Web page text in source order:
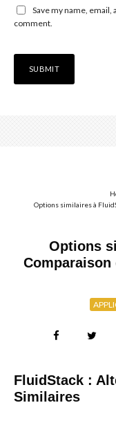
Save my name,
comment.
Options similaires à
Options
FluidStack :
Similaires